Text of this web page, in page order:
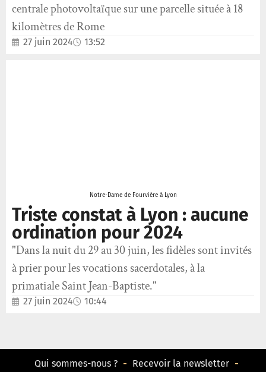
centrale photovoltaïque sur une parcelle située à 18
kilomètres de Rome
27 juin 2024 13:52
Notre-Dame de Fourvière à Lyon
Triste constat à Lyon : aucune
ordination pour 2024
"Dans la nuit du 29 au 30 juin, les fidèles sont invités
à prier pour les vocations sacerdotales, à la
primatiale Saint Jean-Baptiste."
27 juin 2024 10:44
Qui sommes-nous ? Recevoir la newsletter